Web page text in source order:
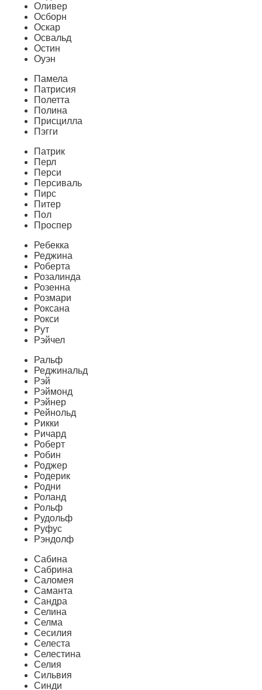
Оливер
Осборн
Оскар
Освальд
Остин
Оуэн
Памела
Патрисия
Полетта
Полина
Присцилла
Пэгги
Патрик
Перл
Перси
Персиваль
Пирс
Питер
Пол
Проспер
Ребекка
Реджина
Роберта
Розалинда
Розенна
Розмари
Роксана
Рокси
Рут
Рэйчел
Ральф
Реджинальд
Рэй
Рэймонд
Рэйнер
Рейнольд
Рикки
Ричард
Роберт
Робин
Роджер
Родерик
Родни
Роланд
Рольф
Рудольф
Руфус
Рэндолф
Сабина
Сабрина
Саломея
Саманта
Сандра
Селина
Селма
Сесилия
Селеста
Селестина
Селия
Сильвия
Синди